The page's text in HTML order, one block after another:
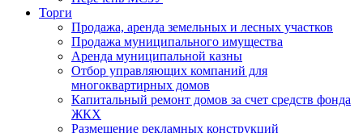
Торги
Продажа, аренда земельных и лесных участков
Продажа муниципального имущества
Аренда муниципальной казны
Отбор управляющих компаний для
многоквартирных домов
Капитальный ремонт домов за счет средств фонда
ЖКХ
Размещение рекламных конструкций